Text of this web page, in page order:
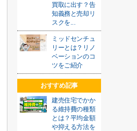
買取に出す？告
知義務と売却リ
スクを...
ミッドセンチュ
リーとは？リノ
ベーションのコ
ツをご紹介
おすすめ記事
建売住宅でかか
る維持費の種類
とは？平均金額
や抑える方法を